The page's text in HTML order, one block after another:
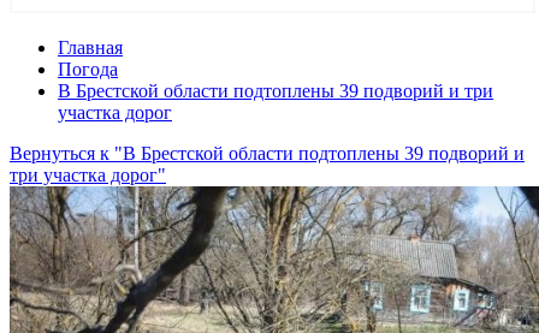
Главная
Погода
В Брестской области подтоплены 39 подворий и три
участка дорог
Вернуться к "В Брестской области подтоплены 39 подворий и
три участка дорог"